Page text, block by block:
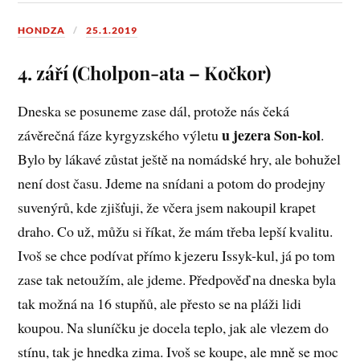
HONDZA 25.1.2019
4. září (Cholpon-ata – Kočkor)
Dneska se posuneme zase dál, protože nás čeká
závěrečná fáze kyrgyzského výletuu jezera Son-kol.
Bylo by lákavé zůstat ještě na nomádské hry, ale bohužel
není dost času. Jdeme na snídani a potom do prodejny
suvenýrů, kde zjišťuji, že včera jsem nakoupil krapet
draho. Co už, můžu si říkat, že mám třeba lepší kvalitu.
Ivoš se chce podívat přímo k jezeru Issyk-kul, já po tom
zase tak netoužím, ale jdeme. Předpověď na dneska byla
tak možná na 16 stupňů, ale přesto se na pláži lidi
koupou. Na sluníčku je docela teplo, jak ale vlezem do
stínu, tak je hnedka zima. Ivoš se koupe, ale mně se moc